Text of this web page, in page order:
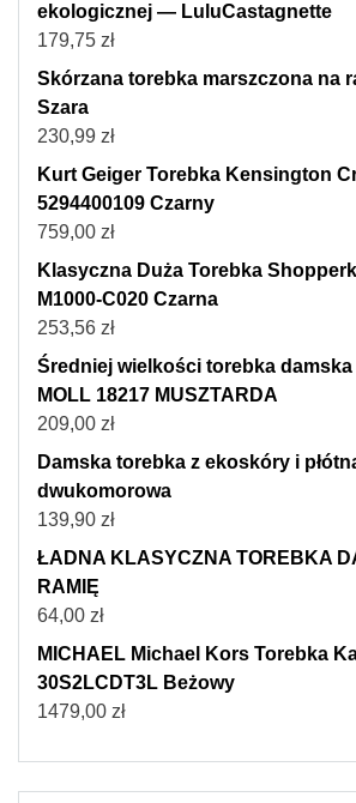
ekologicznej — LuluCastagnette
179,75 zł
Skórzana torebka marszczona na
Szara
230,99 zł
Kurt Geiger Torebka Kensington
5294400109 Czarny
759,00 zł
Klasyczna Duża Torebka
M1000-C020 Czarna
253,56 zł
Średniej wielkości torebka damska
MOLL 18217 MUSZTARDA
209,00 zł
Damska torebka z ekoskóry i
dwukomorowa
139,90 zł
ŁADNA KLASYCZNA TOREBKA
RAMIĘ
64,00 zł
MICHAEL Michael Kors Torebka
30S2LCDT3L Beżowy
1479,00 zł